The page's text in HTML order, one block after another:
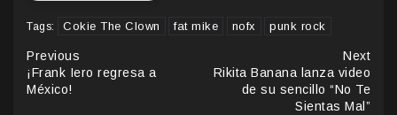
Tags: Cokie The Clown fat mike nofx punk rock
Continue
Reading
Previous
¡Frank Iero regresa a
México!
Next
Rikita Banana lanza video
de su sencillo “No Te
Sientas Mal”